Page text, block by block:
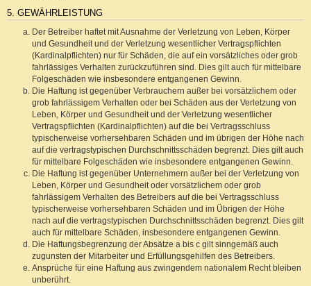
5. GEWÄHRLEISTUNG
Der Betreiber haftet mit Ausnahme der Verletzung von Leben, Körper
und Gesundheit und der Verletzung wesentlicher Vertragspflichten
(Kardinalpflichten) nur für Schäden, die auf ein vorsätzliches oder grob
fahrlässiges Verhalten zurückzuführen sind. Dies gilt auch für mittelbare
Folgeschäden wie insbesondere entgangenen Gewinn.
Die Haftung ist gegenüber Verbrauchern außer bei vorsätzlichem oder
grob fahrlässigem Verhalten oder bei Schäden aus der Verletzung von
Leben, Körper und Gesundheit und der Verletzung wesentlicher
Vertragspflichten (Kardinalpflichten) auf die bei Vertragsschluss
typischerweise vorhersehbaren Schäden und im übrigen der Höhe nach
auf die vertragstypischen Durchschnittsschäden begrenzt. Dies gilt auch
für mittelbare Folgeschäden wie insbesondere entgangenen Gewinn.
Die Haftung ist gegenüber Unternehmern außer bei der Verletzung von
Leben, Körper und Gesundheit oder vorsätzlichem oder grob
fahrlässigem Verhalten des Betreibers auf die bei Vertragsschluss
typischerweise vorhersehbaren Schäden und im Übrigen der Höhe
nach auf die vertragstypischen Durchschnittsschäden begrenzt. Dies gilt
auch für mittelbare Schäden, insbesondere entgangenen Gewinn.
Die Haftungsbegrenzung der Absätze a bis c gilt sinngemäß auch
zugunsten der Mitarbeiter und Erfüllungsgehilfen des Betreibers.
Ansprüche für eine Haftung aus zwingendem nationalem Recht bleiben
unberührt.